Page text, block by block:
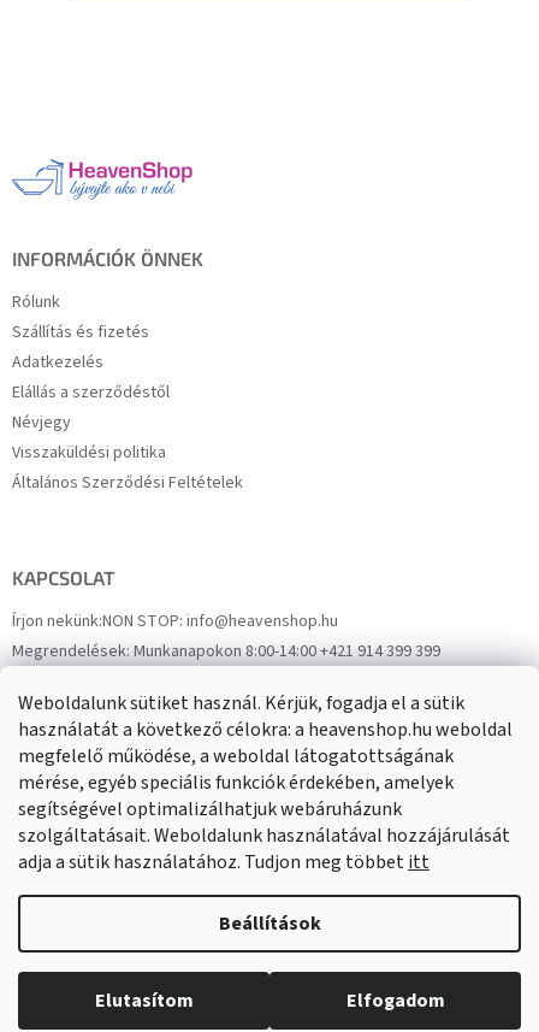
Weboldalunk sütiket használ. Kérjük, fogadja el a sütik
használatát a következő célokra: a heavenshop.hu weboldal
megfelelő működése, a weboldal látogatottságának
mérése, egyéb speciális funkciók érdekében, amelyek
segítségével optimalizálhatjuk webáruházunk
szolgáltatásait. Weboldalunk használatával hozzájárulását
adja a sütik használatához. Tudjon meg többetitt
Beállítások
Elutasítom Elfogadom
INFORMÁCIÓK ÖNNEK
Rólunk
Szállítás és fizetés
Adatkezelés
Elállás a szerződéstől
Névjegy
Visszaküldési politika
Általános Szerződési Feltételek
KAPCSOLAT
Írjon nekünk:NON STOP: info@heavenshop.hu
Megrendelések:Munkanapokon 8:00-14:00 +421 914 399 399
FacebookHeavenShop.sk
Eredményeink